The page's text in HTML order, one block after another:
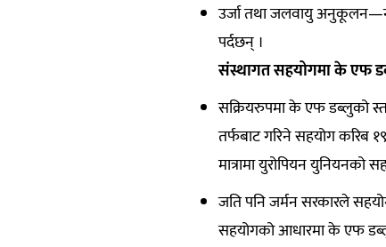
उर्जा तथा जलवायु
पर्दछन् ।
संस्थागत सहयोगमा के एफ
सक्रियरुपमा के एफ डब्लुको
तर्फबाट गरिने सहयोग करिब
मात्रामा युरोपियन युनियनको
जति पनि जर्मन सरकारले
सहयोगको आधारमा के एफ